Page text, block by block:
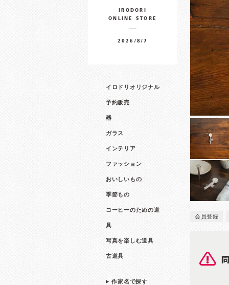
IRODORI
ONLINE STORE
2026/8/7
イロドリオリジナル
予約販売
器
ガラス
インテリア
ファッション
おいしいもの
季節もの
コーヒーのための道
具
写真を楽しむ道具
古道具
作家名で探す
会員登録